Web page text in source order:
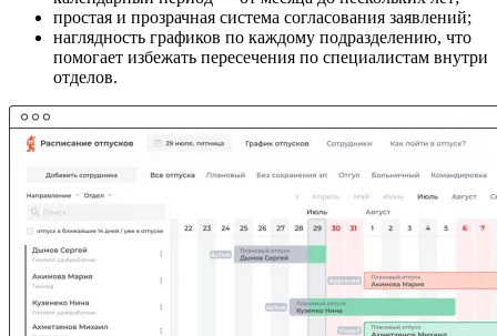
простая и прозрачная система согласования заявлений;
наглядность графиков по каждому подразделению, что
помогает избежать пересечения по специалистам внутри
отделов.